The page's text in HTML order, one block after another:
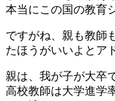
本当にこの国の教育
ですがね、親も教師
たほうがいいよとア
親は、我が子が大卒
高校教師は大学進学